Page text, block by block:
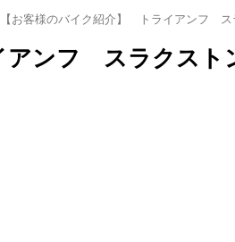
【お客様のバイク紹介】 トライアンフ ス
アンフ スラクスト